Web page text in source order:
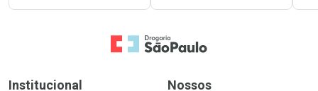
Ir para a Home
Institucional
Nossos